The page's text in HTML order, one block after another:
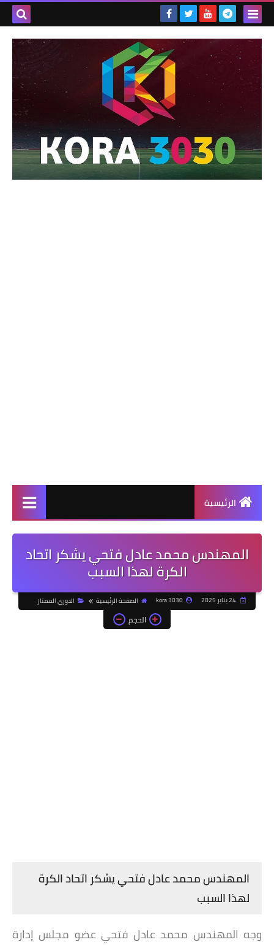
الرئيسية
المهندس محمد عادل فتحي يشكر اتحاد
الكرة لهذا السبب
24 يناير 2025 kora 3030 الصفحة الرئيسية الدوري الممتاز
الحجم
المهندس محمد عادل فتحي يشكر اتحاد الكرة
لهذا السبب
وجه المهندس محمد عادل فتحي عضو مجلس إدارة